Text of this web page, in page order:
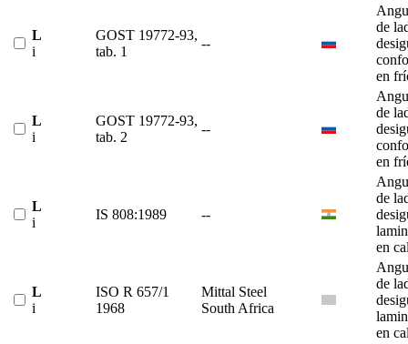
L
i
GOST 19772-93,
tab. 1
--
de
en
L
i
GOST 19772-93,
tab. 2
--
de
en
L
i
IS 808:1989 --
de
en
L
i
ISO R 657/1
1968
Mittal Steel
South Africa
de
en